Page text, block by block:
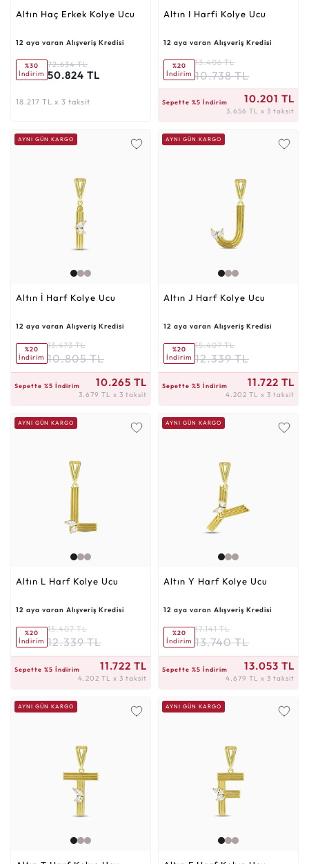
Altın Haç Erkek Kolye Ucu
12 aya varan Alışveriş Kredisi
%30
İndirim
72.634 TL
50.824 TL
18.217 TL x 3 taksit
Altın I Harfi Kolye Ucu
12 aya varan Alışveriş Kredisi
%20
İndirim
13.406 TL
10.738 TL
Sepette %5 İndirim 10.201 TL
3.656 TL x 3 taksit
AYNI GÜN KARGO
Altın İ Harf Kolye Ucu
12 aya varan Alışveriş Kredisi
%20
İndirim
13.473 TL
10.805 TL
Sepette %5 İndirim 10.265 TL
3.679 TL x 3 taksit
AYNI GÜN KARGO
Altın J Harf Kolye Ucu
12 aya varan Alışveriş Kredisi
%20
İndirim
15.407 TL
12.339 TL
Sepette %5 İndirim 11.722 TL
4.202 TL x 3 taksit
AYNI GÜN KARGO
Altın L Harf Kolye Ucu
12 aya varan Alışveriş Kredisi
%20
İndirim
15.407 TL
12.339 TL
Sepette %5 İndirim 11.722 TL
4.202 TL x 3 taksit
AYNI GÜN KARGO
Altın Y Harf Kolye Ucu
12 aya varan Alışveriş Kredisi
%20
İndirim
17.141 TL
13.740 TL
Sepette %5 İndirim 13.053 TL
4.679 TL x 3 taksit
AYNI GÜN KARGO AYNI GÜN KARGO